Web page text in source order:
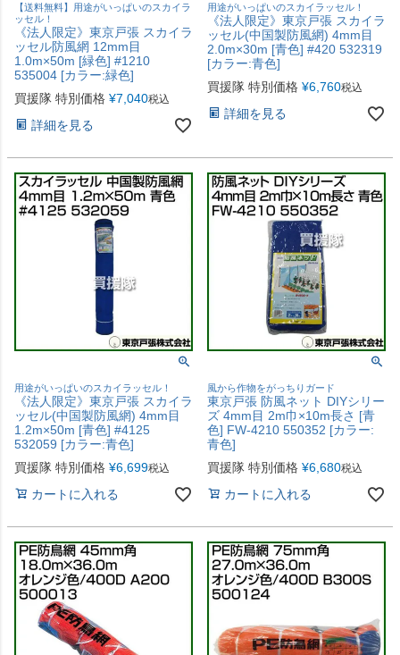
【送料無料】用途がいっぱいのスカイラ
ッセル！
《法人限定》東京戸張 スカイラ
ッセル防風網 12mm目
1.0m×50m [緑色] #1210
535004 [カラー:緑色]
買援隊 特別価格 ¥7,040税込
詳細を見る
用途がいっぱいのスカイラッセル！
《法人限定》東京戸張 スカイラ
ッセル(中国製防風網) 4mm目
2.0m×30m [青色] #420 532319
[カラー:青色]
買援隊 特別価格 ¥6,760税込
詳細を見る
用途がいっぱいのスカイラッセル！
《法人限定》東京戸張 スカイラ
ッセル(中国製防風網) 4mm目
1.2m×50m [青色] #4125
532059 [カラー:青色]
買援隊 特別価格 ¥6,699税込
カートに入れる
風から作物をがっちりガード
東京戸張 防風ネット DIYシリー
ズ 4mm目 2m巾×10m長さ [青
色] FW-4210 550352 [カラー:
青色]
買援隊 特別価格 ¥6,680税込
カートに入れる